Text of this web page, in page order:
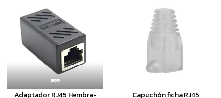
Adaptador RJ45 Hembra-
Capuchón ficha RJ45